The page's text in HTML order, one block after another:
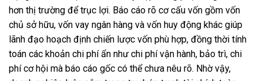
hơn thị trường để trục lợi. Báo cáo rõ cơ cấu vốn gồm vốn
chủ sở hữu, vốn vay ngân hàng và vốn huy động khác giúp
lãnh đạo hoạch định chiến lược vốn phù hợp, đồng thời tính
toán các khoản chi phí ẩn như chi phí vận hành, bảo trì, chi
phí cơ hội mà báo cáo gốc có thể chưa nêu rõ. Nhờ vậy,